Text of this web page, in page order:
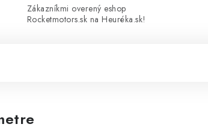
Zákazníkmi overený eshop
Rocketmotors.sk na Heuréka.sk!